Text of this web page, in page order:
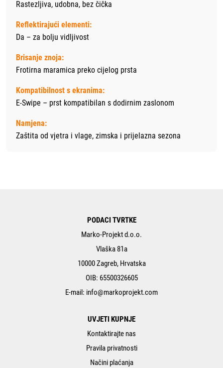
Rastezljiva, udobna, bez čička
Reflektirajući elementi:
Da – za bolju vidljivost
Brisanje znoja:
Frotirna maramica preko cijelog prsta
Kompatibilnost s ekranima:
E-Swipe – prst kompatibilan s dodirnim zaslonom
Namjena:
Zaštita od vjetra i vlage, zimska i prijelazna sezona
PODACI TVRTKE
Marko-Projekt d.o.o.
Vlaška 81a
10000 Zagreb, Hrvatska
OIB: 65500326605
E-mail: info@markoprojekt.com
UVJETI KUPNJE
Kontaktirajte nas
Pravila privatnosti
Načini plaćanja